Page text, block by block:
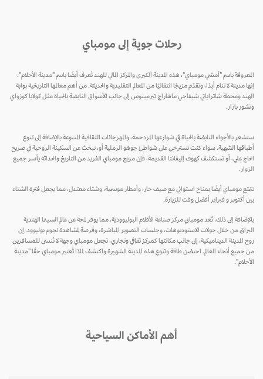
رحلات جوية إلى مومباي
المعروفة باسم "آمشي مومباي"، هذه المدينة الكبرى والمركز المالي للهند تُعرف أيضًا باسم "مدينة الأحلام".
إنها مدينة لا تنام أبدًا، وتقدّم مزيجًا انتقائيًا من المعالم التقليدية والحديثة. من أهم معالمها التاريخية بوابة
الهند ومحطة شاتراباتي شيفاجي ماهاراج تيرمينوس إلى جانب الأسواق النابضة بالحياة مثل كولابا كوزواي
وتشور بازار.
ستشعر بالأجواء النابضة بالحياة في شوارعها المزدحمة، والمهرجانات الثقافية المتنوعة بالإضافة إلى تنوع
أطباقها الشهية. سواء كنت تسترخي على شواطئ جوهو الرملية أو، تبحث عن السكينة الروحية في ضريح
الحاج علي، أو تستكشف كهوف إليفانتا القديمة، فإن مزيج مومباي الفريد من التاريخ والحداثة يأسر جميع
الزوار.
تتمتع مومباي أيضًا بمناخ استوائي مع صيف حار، وأمطار موسمية، وشتاء معتدل، مما يجعل فترة الشتاء
بين أكتوبر و فبراير أفضل وقت للزيارة.
بالإضافة إلى ذلك، تُعد مومباي مركز صناعة الأفلام البوليوودية، مما يوفر لمحة عن عالم السينما الهندية
البراق من خلال جولات الاستوديوهات، وجلسات التصوير المباشرة، وفرصة لمشاهدة نجوم بوليوود. إن
روح المدينة الديناميكية، إلى جانب مكانتها كمركز ثقافي وتجاري، تجعل مومباي وجهة لا تُنسى للمسافرين
من جميع أنحاء العالم. احتضن طاقة وتنوع هذه المدينة الشهيرة واكتشف لماذا تُعتبر مومباي حقًا "مدينة
الأحلام".
أهم الأماكن السياحية